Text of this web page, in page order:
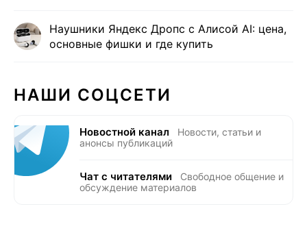
Наушники Яндекс Дропс с Алисой AI: цена,
основные фишки и где купить
НАШИ СОЦСЕТИ
Новостной канал
Новости, статьи и
анонсы публикаций
Чат с читателями
Свободное общение и
обсуждение материалов